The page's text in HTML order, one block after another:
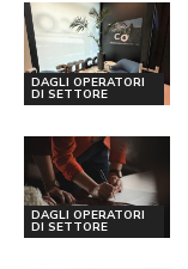
DAGLI OPERATORI
DI SETTORE
DAGLI OPERATORI
DI SETTORE